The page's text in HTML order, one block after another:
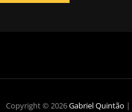
Copyright © 2026Gabriel Quintão |